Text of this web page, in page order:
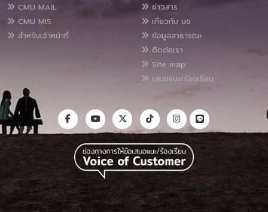
CMU MAIL
CMU MIS
สำหรับเจ้าหน้าที่
ข่าวสาร
เกี่ยวกับ มช.
ข้อมูลสาธารณะ
ติดต่อเรา
Site map
เสนอแนะ/ร้องเรียน